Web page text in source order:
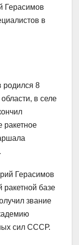
Герасимов
в
родился 8
в селе
ракетное
Герасимов
ракетной базе
звание
сил СССР.